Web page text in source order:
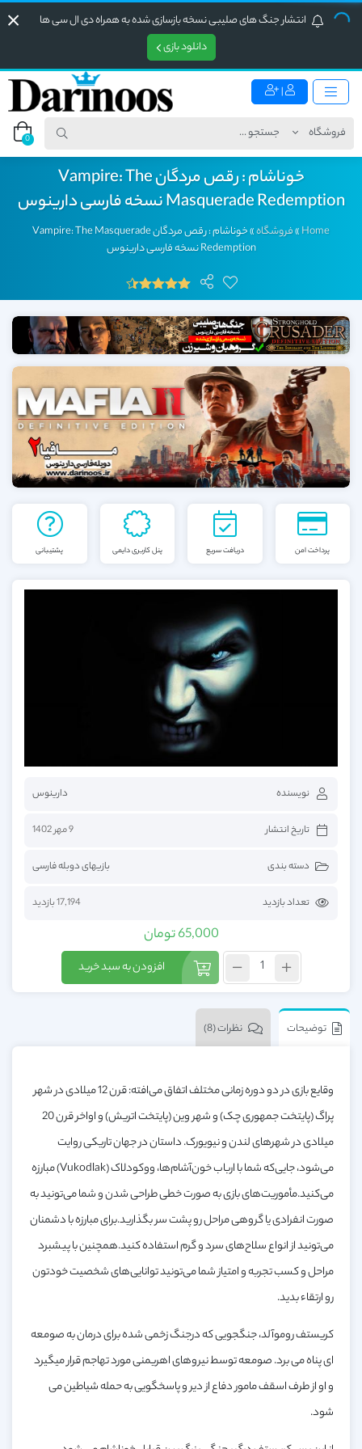
انتشار جنگ های صلیبی نسخه بازسازی شده به همراه دی ال سی ها
دانلود بازی
|
0
خوناشام : رقص مردگان Vampire: The
Masquerade Redemption نسخه فارسی دارینوس
Home
»فروشگاه»
خوناشام : رقص مردگان Vampire: The Masquerade
Redemption نسخه فارسی دارینوس
پرداخت امن دریافت سریع پنل کاربری دایمی پشتیبانی
نویسنده دارینوس
تاریخ انتشار 9 مهر 1402
دسته بندی بازیهای دوبله فارسی
تعداد بازدید 17,194 بازدید
65,000تومان
افزودن به سبد خرید
توضیحات نظرات (8)
وقایع بازی در دو دوره زمانی مختلف اتفاق می‌افته: قرن 12 میلادی در شهر
پراگ‌ (پايتخت‌ جمهورى چک) و شهر وين‌ (پايتخت‌ اتريش‌) و اواخر قرن 20
میلادی در شهرهای لندن و نیویورک. داستان در جهان تاریکی روایت
می‌شود، جایی‌که شما با ارباب خون‌آشام‌ها، ووکودلاک (Vukodlak) مبارزه
می‌کنید.مأموریت‌های بازی به صورت خطی طراحی شدن و شما می‌تونید به
صورت انفرادی یا گروهی مراحل رو پشت سر بگذارید.برای مبارزه با دشمنان
می‌تونید از انواع سلاح‌های سرد و گرم استفاده کنید.همچنین با پیشبرد
مراحل و کسب تجربه و امتیاز شما می‌تونید توانایی‌های شخصیت خودتون
رو ارتقاء بدید.
کریستف روموآلد، جنگجویی که درجنگ زخمی شده برای درمان به صومعه
ای پناه می برد. صومعه توسط نیروهای اهریمنی مورد تهاجم قرار میگیرد
و او از طرف اسقف مامور دفاع از دیر و پاسخگویی به حمله شیاطین می
شود.